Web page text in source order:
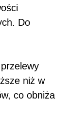
Do
niż w
co obniża